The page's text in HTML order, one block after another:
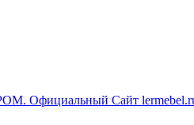
Официальный Сайт